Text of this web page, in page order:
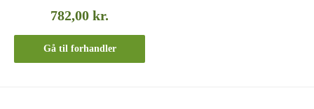
782,00kr.
Gå til forhandler